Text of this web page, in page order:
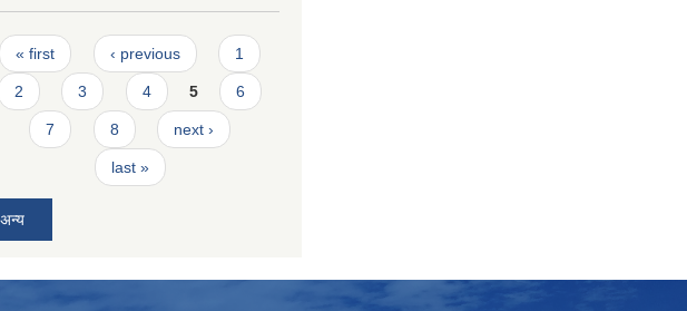
« first ‹ previous 1
2 3 4 5 6
7 8 next ›
last »
अन्य